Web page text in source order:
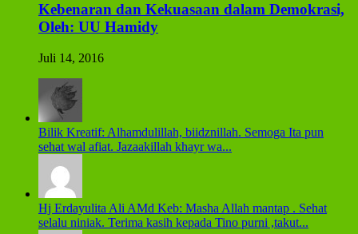
Kebenaran dan Kekuasaan dalam Demokrasi,
Oleh: UU Hamidy
Juli 14, 2016
Bilik Kreatif: Alhamdulillah, biidznillah. Semoga Ita pun
sehat wal afiat. Jazaakillah khayr wa...
Hj Erdayulita Ali AMd Keb: Masha Allah mantap . Sehat
selalu niniak. Terima kasih kepada Tino purni ,takut...